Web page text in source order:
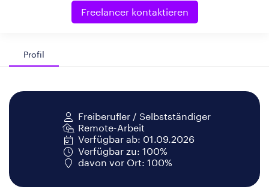
Freelancer kontaktieren
Profil
Freiberufler / Selbstständiger
Remote-Arbeit
Verfügbar ab: 01.09.2026
Verfügbar zu: 100%
davon vor Ort: 100%